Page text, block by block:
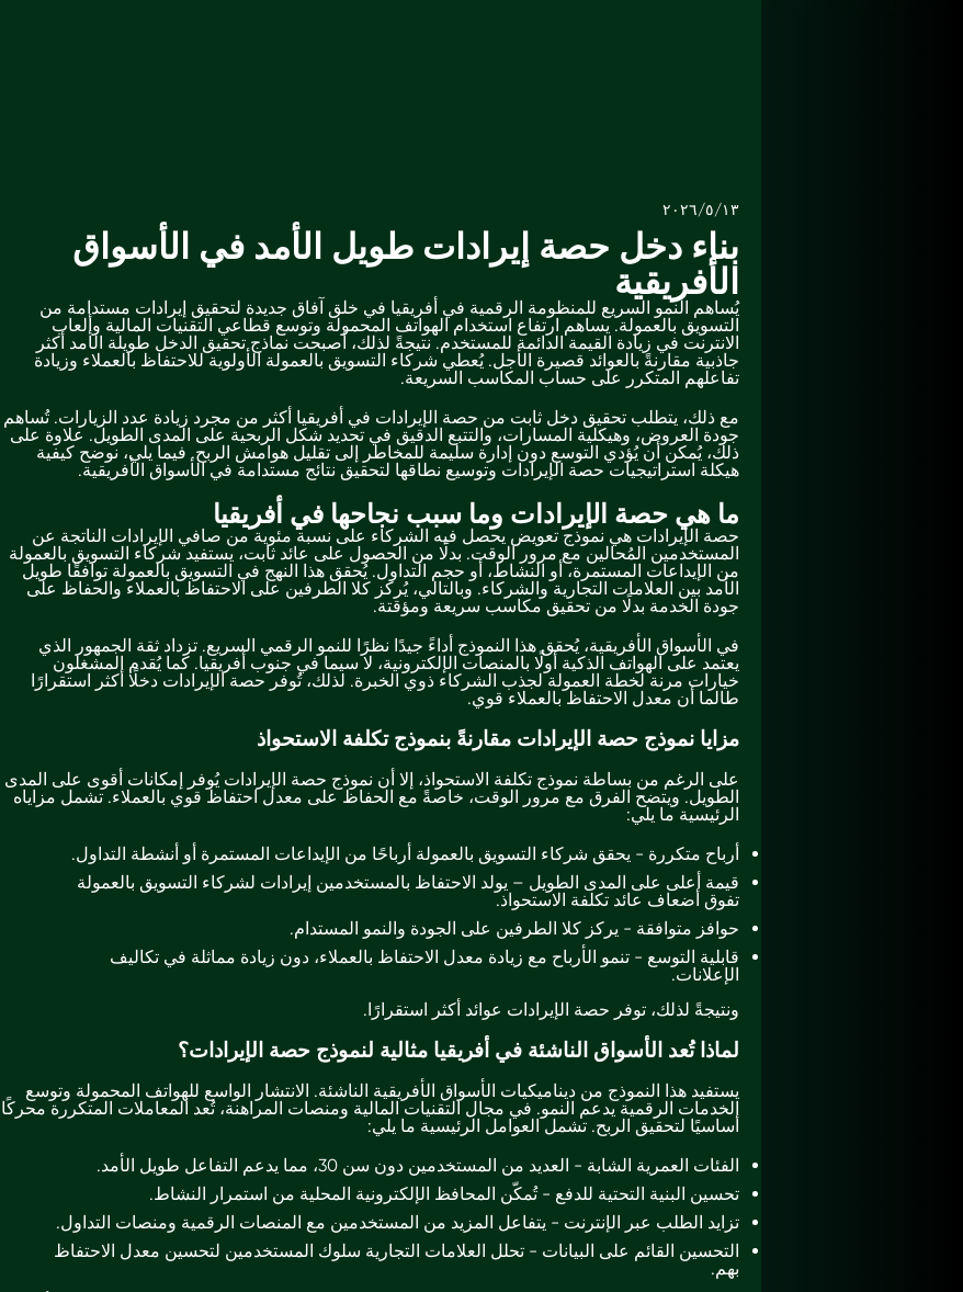
١٣/‏٥/‏٢٠٢٦
بناء دخل حصة إيرادات طويل الأمد في الأسواق
الأفريقية
يُساهم النمو السريع للمنظومة الرقمية في أفريقيا في خلق آفاق جديدة لتحقيق إيرادات مستدامة من
التسويق بالعمولة. يساهم ارتفاع استخدام الهواتف المحمولة وتوسع قطاعي التقنيات المالية وألعاب
الانترنت في زيادة القيمة الدائمة للمستخدم. نتيجةً لذلك، أصبحت نماذج تحقيق الدخل طويلة الأمد أكثر
جاذبية مقارنةً بالعوائد قصيرة الأجل. يُعطي شركاء التسويق بالعمولة الأولوية للاحتفاظ بالعملاء وزيادة
تفاعلهم المتكرر على حساب المكاسب السريعة.
مع ذلك، يتطلب تحقيق دخل ثابت من حصة الإيرادات في أفريقيا أكثر من مجرد زيادة عدد الزيارات. تُساهم
جودة العروض، وهيكلية المسارات، والتتبع الدقيق في تحديد شكل الربحية على المدى الطويل. علاوة على
ذلك، يُمكن أن يُؤدي التوسع دون إدارة سليمة للمخاطر إلى تقليل هوامش الربح. فيما يلي، نوضح كيفية
هيكلة استراتيجيات حصة الإيرادات وتوسيع نطاقها لتحقيق نتائج مستدامة في الأسواق الأفريقية.
ما هي حصة الإيرادات وما سبب نجاحها في أفريقيا
حصة الإيرادات هي نموذج تعويض يحصل فيه الشركاء على نسبة مئوية من صافي الإيرادات الناتجة عن
المستخدمين المُحالين مع مرور الوقت. بدلًا من الحصول على عائد ثابت، يستفيد شركاء التسويق بالعمولة
من الإيداعات المستمرة، أو النشاط، أو حجم التداول. يُحقق هذا النهج في التسويق بالعمولة توافقًا طويل
الأمد بين العلامات التجارية والشركاء. وبالتالي، يُركز كلا الطرفين على الاحتفاظ بالعملاء والحفاظ على
جودة الخدمة بدلًا من تحقيق مكاسب سريعة ومؤقتة.
في الأسواق الأفريقية، يُحقق هذا النموذج أداءً جيدًا نظرًا للنمو الرقمي السريع. تزداد ثقة الجمهور الذي
يعتمد على الهواتف الذكية أولًا بالمنصات الإلكترونية، لا سيما في جنوب أفريقيا. كما يُقدم المشغلون
خيارات مرنة لخطة العمولة لجذب الشركاء ذوي الخبرة. لذلك، تُوفر حصة الإيرادات دخلًا أكثر استقرارًا
طالما أن معدل الاحتفاظ بالعملاء قوي.
مزايا نموذج حصة الإيرادات مقارنةً بنموذج تكلفة الاستحواذ
على الرغم من بساطة نموذج تكلفة الاستحواذ، إلا أن نموذج حصة الإيرادات يُوفر إمكانات أقوى على المدى
الطويل. ويتضح الفرق مع مرور الوقت، خاصةً مع الحفاظ على معدل احتفاظ قوي بالعملاء. تشمل مزاياه
الرئيسية ما يلي:
أرباح متكررة - يحقق شركاء التسويق بالعمولة أرباحًا من الإيداعات المستمرة أو أنشطة التداول.
قيمة أعلى على المدى الطويل – يولد الاحتفاظ بالمستخدمين إيرادات لشركاء التسويق بالعمولة
تفوق أضعاف عائد تكلفة الاستحواذ.
حوافز متوافقة - يركز كلا الطرفين على الجودة والنمو المستدام.
قابلية التوسع - تنمو الأرباح مع زيادة معدل الاحتفاظ بالعملاء، دون زيادة مماثلة في تكاليف
الإعلانات.
ونتيجةً لذلك، توفر حصة الإيرادات عوائد أكثر استقرارًا.
لماذا تُعد الأسواق الناشئة في أفريقيا مثالية لنموذج حصة الإيرادات؟
يستفيد هذا النموذج من ديناميكيات الأسواق الأفريقية الناشئة. الانتشار الواسع للهواتف المحمولة وتوسع
الخدمات الرقمية يدعم النمو. في مجال التقنيات المالية ومنصات المراهنة، تُعد المعاملات المتكررة محركًا
أساسيًا لتحقيق الربح. تشمل العوامل الرئيسية ما يلي:
الفئات العمرية الشابة - العديد من المستخدمين دون سن 30، مما يدعم التفاعل طويل الأمد.
تحسين البنية التحتية للدفع - تُمكّن المحافظ الإلكترونية المحلية من استمرار النشاط.
تزايد الطلب عبر الإنترنت - يتفاعل المزيد من المستخدمين مع المنصات الرقمية ومنصات التداول.
التحسين القائم على البيانات - تحلل العلامات التجارية سلوك المستخدمين لتحسين معدل الاحتفاظ
بهم.